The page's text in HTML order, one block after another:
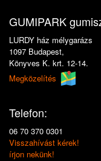
GUMIPARK
LURDY ház mélygarázs
1097 Budapest,
Könyves K. krt. 12-14.
Megközelítés
Telefon:
06 70 370 0301
Visszahívást kérek!
írjon nekünk!